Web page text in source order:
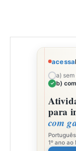
acessa
a)
b)
para
com
1º ano ao